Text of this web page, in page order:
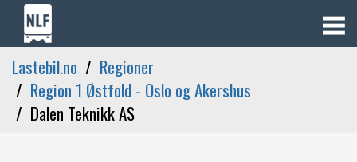
Lastebil.no
Regioner
Region 1 Østfold - Oslo og Akershus
Dalen Teknikk AS